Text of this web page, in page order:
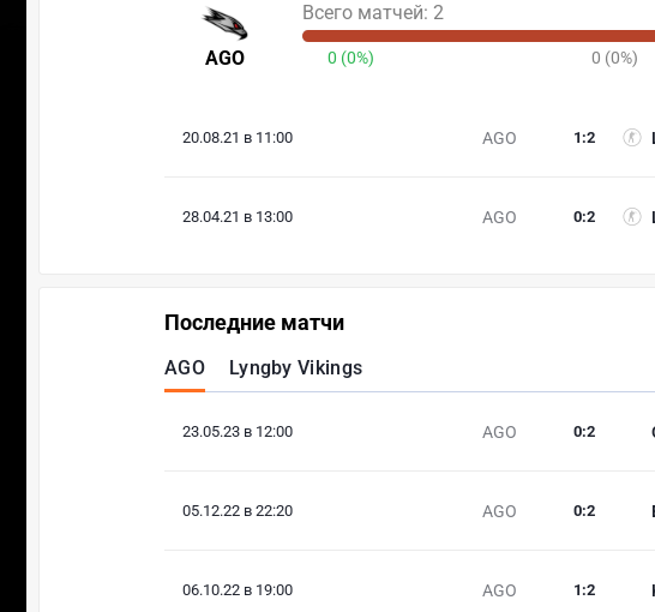
AGO
Всего матчей: 2
0 (0%) 0 (0%)
20.08.21 в 11:00 AGO 1 :2
28.04.21 в 13:00 AGO 0:2
Последние матчи
AGO Lyngby Vikings
23.05.23 в 12:00 AGO 0:2
05.12.22 в 22:20 AGO 0:2
06.10.22 в 19:00 AGO 1 :2